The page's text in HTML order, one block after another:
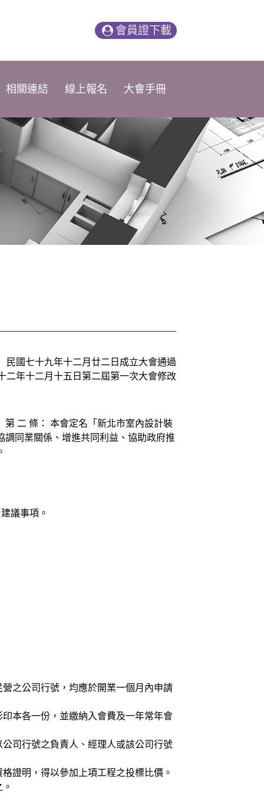
會員證下載
相關連結 線上報名 大會手冊
民國七十九年十二月廿二日成立大會通過
二年十二月十五日第二屆第一次大會修改
二 條： 本會定名「新北市室內設計裝
同業關係、增進共同利益、協助政府推
議事項。
之公司行號，均應於開業一個月內申請
本各一份，並繳納入會費及一年常年會
司行號之負責人、經理人或該公司行號
證明，得以參加上項工程之投標比價。
。